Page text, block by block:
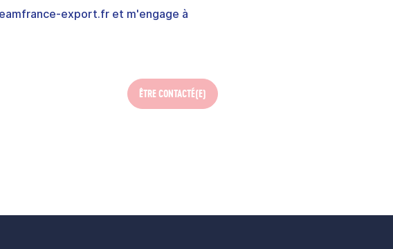
export.fr et m'engage à
ÊTRE CONTACTÉ(E)